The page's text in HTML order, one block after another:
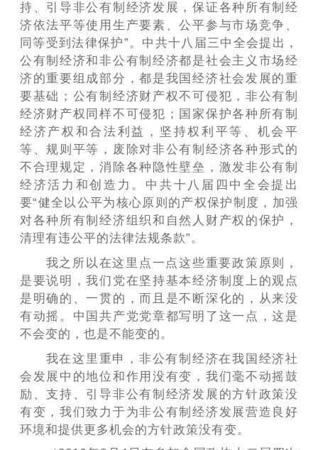
持、引导非公有制经济发展，保证各种所有制经
济依法平等使用生产要素、公平参与市场竞争、
同等受到法律保护”。中共十八届三中全会提出，
公有制经济和非公有制经济都是社会主义市场经
济的重要组成部分，都是我国经济社会发展的重
要基础；公有制经济财产权不可侵犯，非公有制
经济财产权同样不可侵犯；国家保护各种所有制
经济产权和合法利益，坚持权利平等、机会平
等、规则平等，废除对非公有制经济各种形式的
不合理规定，消除各种隐性壁垒，激发非公有制
经济活力和创造力。中共十八届四中全会提出
要“健全以公平为核心原则的产权保护制度，加强
对各种所有制经济组织和自然人财产权的保护，
清理有违公平的法律法规条款”。
我之所以在这里点一点这些重要政策原则，
是要说明，我们党在坚持基本经济制度上的观点
是明确的、一贯的，而且是不断深化的，从来没
有动摇。中国共产党党章都写明了这一点，这是
不会变的，也是不能变的。
我在这里重申，非公有制经济在我国经济社
会发展中的地位和作用没有变，我们毫不动摇鼓
励、支持、引导非公有制经济发展的方针政策没
有变，我们致力于为非公有制经济发展营造良好
环境和提供更多机会的方针政策没有变。